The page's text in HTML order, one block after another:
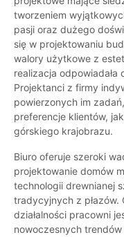
tworzeniem
pasji oraz dużego
się w projektowaniu
walory użytkowe z
realizacja odpowiadała
Projektanci z firmy
powierzonych im
preferencje klientów,
górskiego krajobrazu.
Biuro oferuje szeroki
projektowanie domów
technologii drewnianej
tradycyjnych z
działalności pracowni
nowoczesnych